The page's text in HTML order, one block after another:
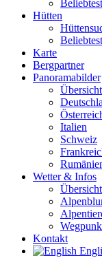
Hütten
Karte
Bergpartner
Panoramabilder
Übersicht
Italien
Schweiz
Wetter & Infos
Übersicht
Kontakt